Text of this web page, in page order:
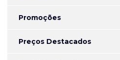
Promoções
Preços Destacados